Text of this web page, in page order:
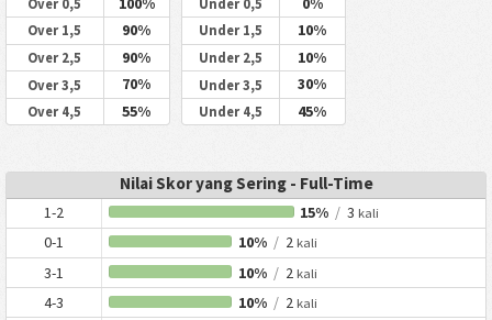
Over 0,5
Over 1,5 90%
Over 2,5 90%
Over 3,5 70%
Over 4,5 55%
Under 0,5
Under 1,5 10%
Under 2,5 10%
Under 3,5 30%
Under 4,5 45%
Nilai Skor yang Sering - Full-Time
1-2 15% / 3 kali
0-1 10% /2 kali
3-1 10% /2 kali
4-3 10% /2 kali